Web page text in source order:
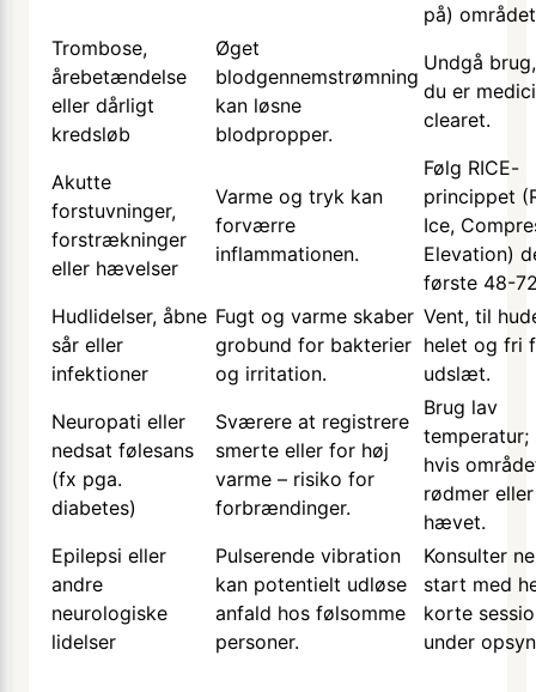
på)
Trombose,
årebetændelse
eller dårligt
kredsløb
Øget
blodgennemstrømning
kan løsne
blodpropper.
Undgå
du er
clearet.
Akutte
forstuvninger,
forstrækninger
eller hævelser
Varme og tryk kan
forværre
inflammationen.
Følg RICE-
princippet
Ice,
Elevation)
første 48-
Hudlidelser, åbne
sår eller
infektioner
Fugt og varme skaber
grobund for bakterier
og irritation.
Vent, til
helet og fri
udslæt.
Neuropati eller
nedsat følesans
(fx pga.
diabetes)
Sværere at registrere
smerte eller for høj
varme – risiko for
forbrændinger.
Brug lav
temperatur;
hvis
rødmer
hævet.
Epilepsi eller
andre
neurologiske
lidelser
Pulserende vibration
kan potentielt udløse
anfald hos følsomme
personer.
Konsulter
start med
korte
under